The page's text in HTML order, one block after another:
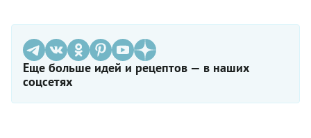
Еще больше идей и рецептов — в наших
соцсетях